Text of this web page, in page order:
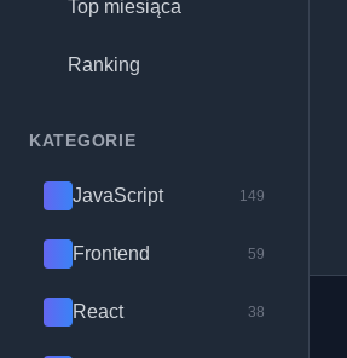
Top miesiąca
Ranking
KATEGORIE
JavaScript 149
Frontend 59
React 38